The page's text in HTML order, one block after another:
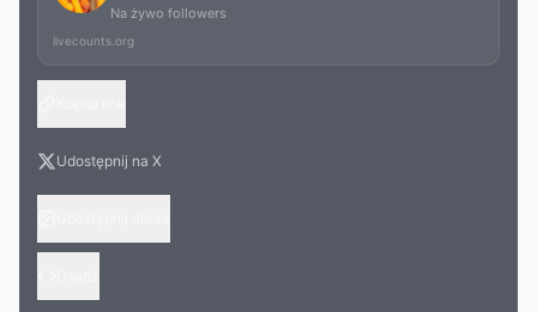
Na żywo followers
livecounts.org
Udostępnij na X